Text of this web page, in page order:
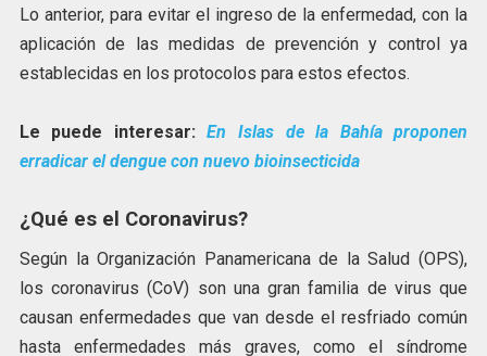
Lo anterior, para evitar el ingreso de la enfermedad, con la
aplicación de las medidas de prevención y control ya
establecidas en los protocolos para estos efectos.
Le puede interesar:En Islas de la Bahía proponen
erradicar el dengue con nuevo bioinsecticida
¿Qué es el Coronavirus?
Según la Organización Panamericana de la Salud (OPS),
los coronavirus (CoV) son una gran familia de virus que
causan enfermedades que van desde el resfriado común
hasta enfermedades más graves, como el síndrome